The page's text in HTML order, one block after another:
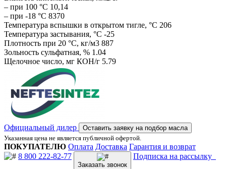
– при 100 °С 10,14
– при -18 °С 8370
Температура вспышки в открытом тигле, °С 206
Температура застывания, °С -25
Плотность при 20 °С, кг/м3 887
Зольность сульфатная, % 1.04
Щелочное число, мг КОН/г 5.79
Официальный дилер
Оставить заявку на подбор масла
Указанная цена не является публичной офертой.
ПОКУПАТЕЛЮ Оплата Доставка Гарантия и возврат
8 800 222-82-77
Заказать звонок
Подписка на рассылку